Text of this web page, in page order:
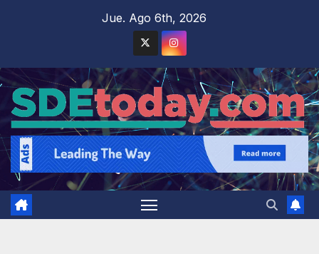
Jue. Ago 6th, 2026